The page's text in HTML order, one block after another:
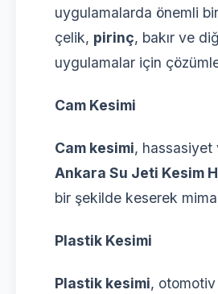
uygulamalarda önemli
çelik, pirinç, bakır ve
uygulamalar için
Cam Kesimi
Cam kesimi, hassasiyet
Ankara Su Jeti Kesim
bir şekilde keserek
Plastik Kesimi
Plastik kesimi, otomotiv